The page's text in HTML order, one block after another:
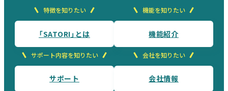
特徴を知りたい
「SATORI」とは
機能を知りたい
機能紹介
サポート内容を知りたい
サポート
会社を知りたい
会社情報